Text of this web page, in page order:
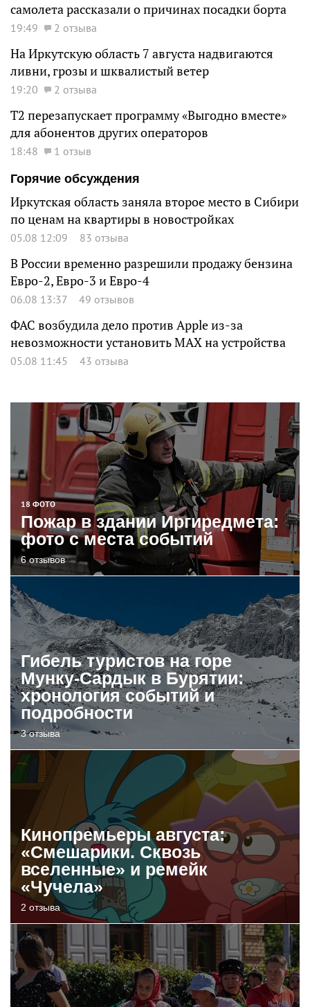
самолета рассказали о причинах посадки борта
19:49 2 отзыва
На Иркутскую область 7 августа надвигаются
ливни, грозы и шквалистый ветер
19:20 2 отзыва
Т2 перезапускает программу «Выгодно вместе»
для абонентов других операторов
18:48
1 отзыв
Горячие обсуждения
Иркутская область заняла второе место в Сибири
по ценам на квартиры в новостройках
05.08 12:09 83 отзыва
В России временно разрешили продажу бензина
Евро-2, Евро-3 и Евро-4
06.08 13:37 49 отзывов
ФАС возбудила дело против Apple из-за
невозможности установить MAX на устройства
05.08 11:45 43 отзыва
18 ФОТО
Пожар в здании Иргиредмета:
фото с места событий
6 отзывов
Гибель туристов на горе
Мунку-Сардык в Бурятии:
хронология событий и
подробности
3 отзыва
Кинопремьеры августа:
«Смешарики. Сквозь
вселенные» и ремейк
«Чучела»
2 отзыва